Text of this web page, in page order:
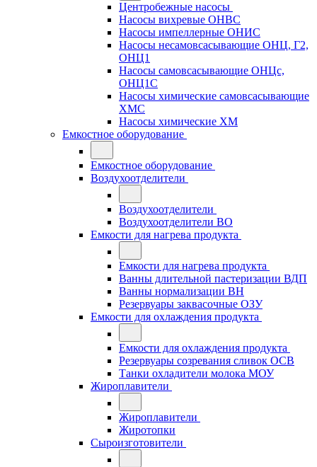
Центробежные насосы
Насосы вихревые ОНВС
Насосы импеллерные ОНИС
Насосы несамовсасывающие ОНЦ, Г2,
ОНЦ1
Насосы самовсасывающие ОНЦс,
ОНЦ1С
Насосы химические самовсасывающие
ХМС
Насосы химические ХМ
Емкостное оборудование
Емкостное оборудование
Воздухоотделители
Воздухоотделители
Воздухоотделители ВО
Емкости для нагрева продукта
Емкости для нагрева продукта
Ванны длительной пастеризации ВДП
Ванны нормализации ВН
Резервуары заквасочные ОЗУ
Емкости для охлаждения продукта
Емкости для охлаждения продукта
Резервуары созревания сливок ОСВ
Танки охладители молока МОУ
Жироплавители
Жироплавители
Жиротопки
Сыроизготовители